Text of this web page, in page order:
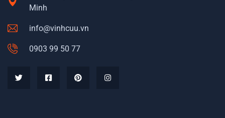
Minh
info@vinhcuu.vn
0903 99 50 77